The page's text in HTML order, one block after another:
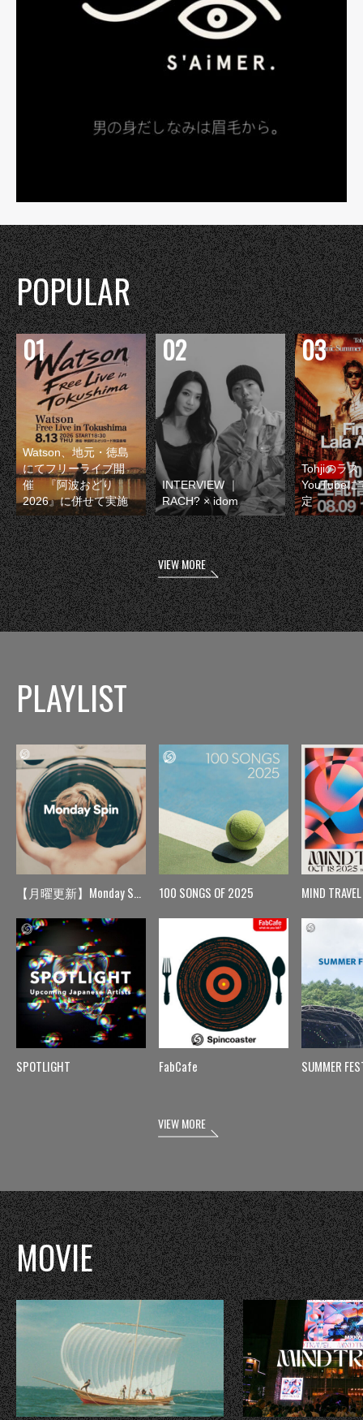
POPULAR
Watson、地元・徳島
にてフリーライブ開
催 『阿波おどり
2026』に併せて実施
INTERVIEW ｜
RACH? × idom
Tohjiのラス
YouTubeに
定
VIEW MORE
PLAYLIST
【月曜更新】Monday Spin
SPOTLIGHT
100 SONGS OF 2025
FabCafe
MIND TRAVEL
SUMMER
VIEW MORE
MOVIE